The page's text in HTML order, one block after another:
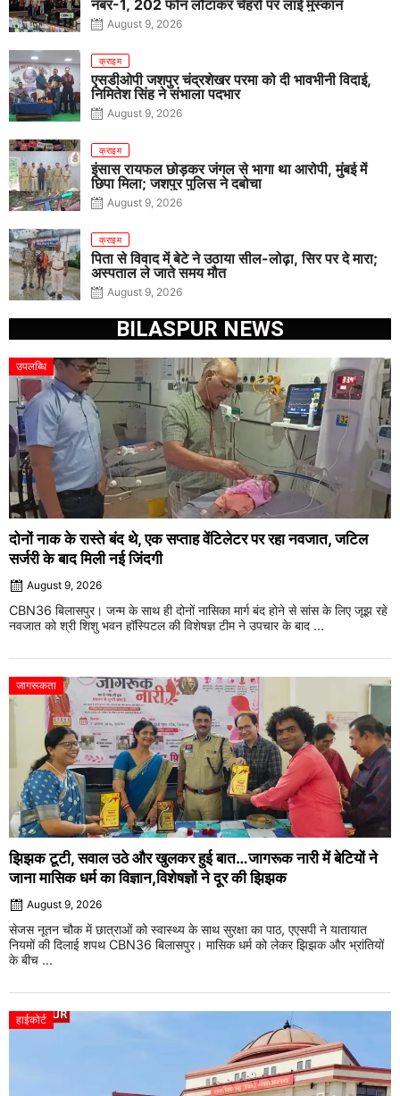
नंबर-1, 202 फोन लौटाकर चेहरों पर लाई मुस्कान
August 9, 2026
क्राइम
एसडीओपी जशपुर चंद्रशेखर परमा को दी भावभीनी विदाई,
निमितेश सिंह ने संभाला पदभार
August 9, 2026
क्राइम
इंसास रायफल छोड़कर जंगल से भागा था आरोपी, मुंबई में
छिपा मिला; जशपुर पुलिस ने दबोचा
August 9, 2026
क्राइम
पिता से विवाद में बेटे ने उठाया सील-लोढ़ा, सिर पर दे मारा;
अस्पताल ले जाते समय मौत
August 9, 2026
BILASPUR NEWS
उपलब्धि
दोनों नाक के रास्ते बंद थे, एक सप्ताह वेंटिलेटर पर रहा नवजात, जटिल
सर्जरी के बाद मिली नई जिंदगी
August 9, 2026
CBN36 बिलासपुर। जन्म के साथ ही दोनों नासिका मार्ग बंद होने से सांस के लिए जूझ रहे
नवजात को श्री शिशु भवन हॉस्पिटल की विशेषज्ञ टीम ने उपचार के बाद ...
जागरूकता
झिझक टूटी, सवाल उठे और खुलकर हुई बात…जागरूक नारी में बेटियों ने
जाना मासिक धर्म का विज्ञान,विशेषज्ञों ने दूर की झिझक
August 9, 2026
सेजस नूतन चौक में छात्राओं को स्वास्थ्य के साथ सुरक्षा का पाठ, एएसपी ने यातायात
नियमों की दिलाई शपथ CBN36 बिलासपुर। मासिक धर्म को लेकर झिझक और भ्रांतियों
के बीच ...
हाईकोर्ट